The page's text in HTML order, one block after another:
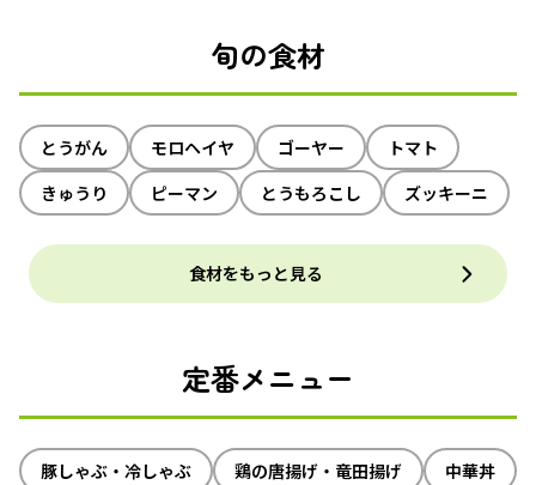
旬の食材
とうがん モロヘイヤ ゴーヤー
トマト
きゅうり
ピーマン とうもろこし ズッキーニ
食材をもっと見る
定番メニュー
豚しゃぶ・冷しゃぶ 鶏の唐揚げ・竜田揚げ
中華丼